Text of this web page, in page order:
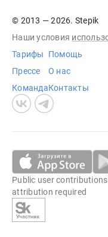
© 2013 — 2026. Stepik
Наши условия
Тарифы
Прессе
Команда
Помощь
О нас
Контакты
Public user
attribution required